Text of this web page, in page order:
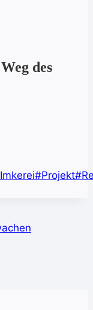
des
Imkerei#Projekt#